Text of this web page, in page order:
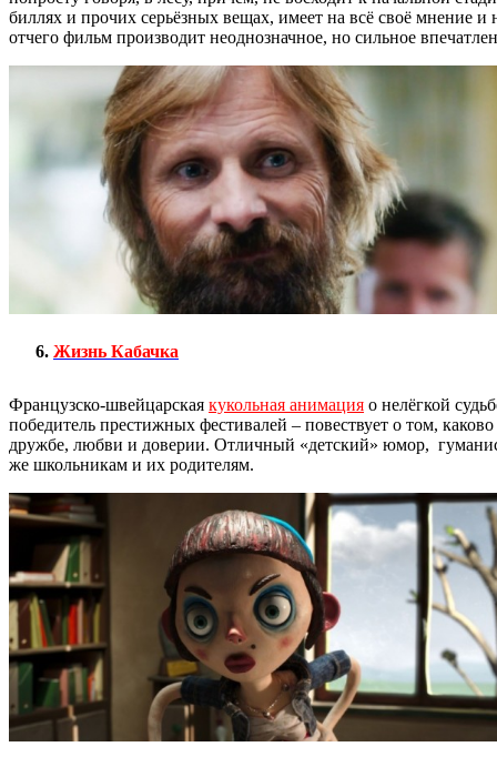
биллях и прочих серьёзных вещах, имеет на всё своё мнение и
отчего фильм производит неоднозначное, но сильное
Жизнь Кабачка
Французско-швейцарская кукольная анимация о нелёгкой
победитель престижных фестивалей – повествует о том,
дружбе, любви и доверии. Отличный «детский» юмор,
же школьникам и их родителям.